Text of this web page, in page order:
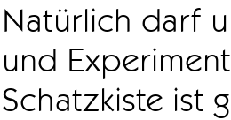
Natürlich darf
und
Schatzkiste ist